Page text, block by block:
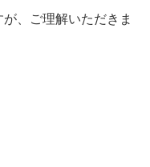
、ご理解いただきま